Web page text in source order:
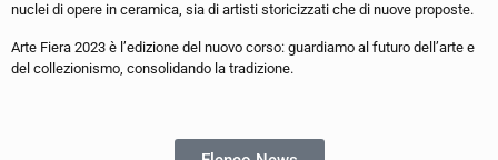
nuclei di opere in ceramica, sia di artisti storicizzati che di nuove proposte.
Arte Fiera 2023 è l’edizione del nuovo corso: guardiamo al futuro dell’arte e
del collezionismo, consolidando la tradizione.